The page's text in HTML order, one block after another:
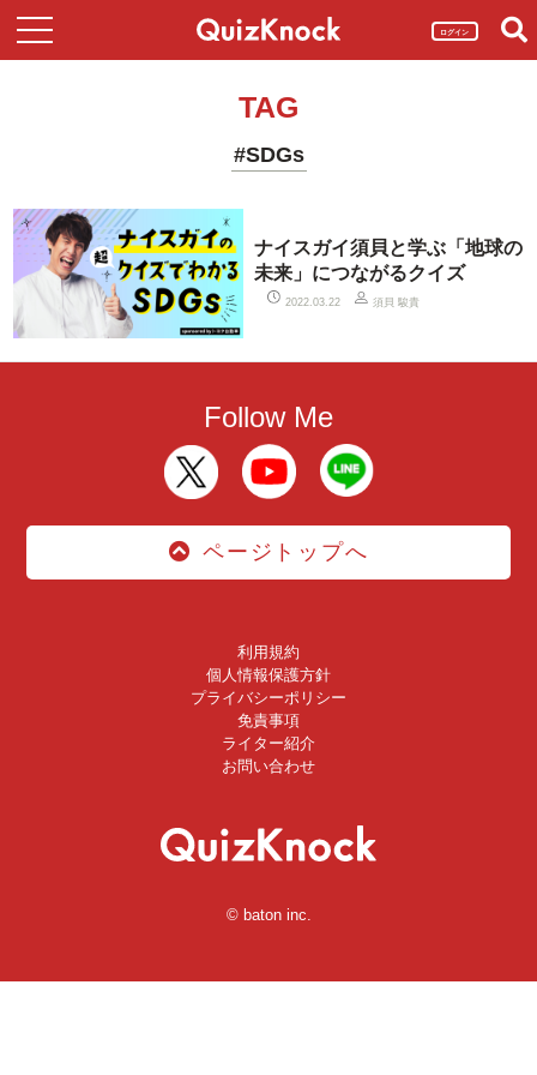
ログイン
TAG
#SDGs
ナイスガイ須貝と学ぶ「地球の
未来」につながるクイズ
2022.03.22 須貝 駿貴
Follow Me
ページトップへ
利用規約
個人情報保護方針
プライバシーポリシー
免責事項
ライター紹介
お問い合わせ
© baton inc.